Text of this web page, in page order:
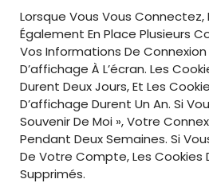
Lorsque Vous Vous
Également En Place Plusieurs
Vos Informations De
D’affichage À L’écran. Les
Durent Deux Jours, Et Les
D’affichage Durent Un An. Si
Souvenir De Moi », Votre
Pendant Deux Semaines. Si
De Votre Compte, Les Cookies
Supprimés.